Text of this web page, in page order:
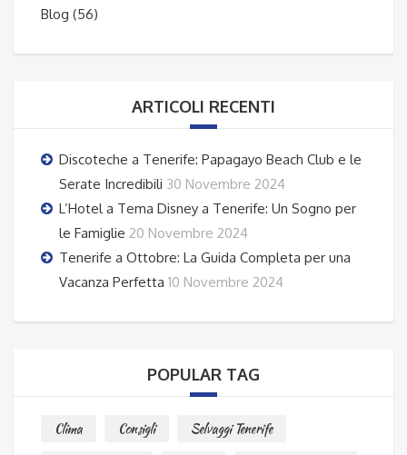
Blog (56)
ARTICOLI RECENTI
Discoteche a Tenerife: Papagayo Beach Club e le
Serate Incredibili 30 Novembre 2024
L’Hotel a Tema Disney a Tenerife: Un Sogno per
le Famiglie 20 Novembre 2024
Tenerife a Ottobre: La Guida Completa per una
Vacanza Perfetta 10 Novembre 2024
POPULAR TAG
Clima Consigli
Selvaggi Tenerife